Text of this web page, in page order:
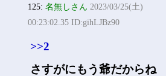
125:名無しさん 2023/03/25(土)
00:23:02.35 ID:gihLJBz90
>>2
さすがにもう爺だからね